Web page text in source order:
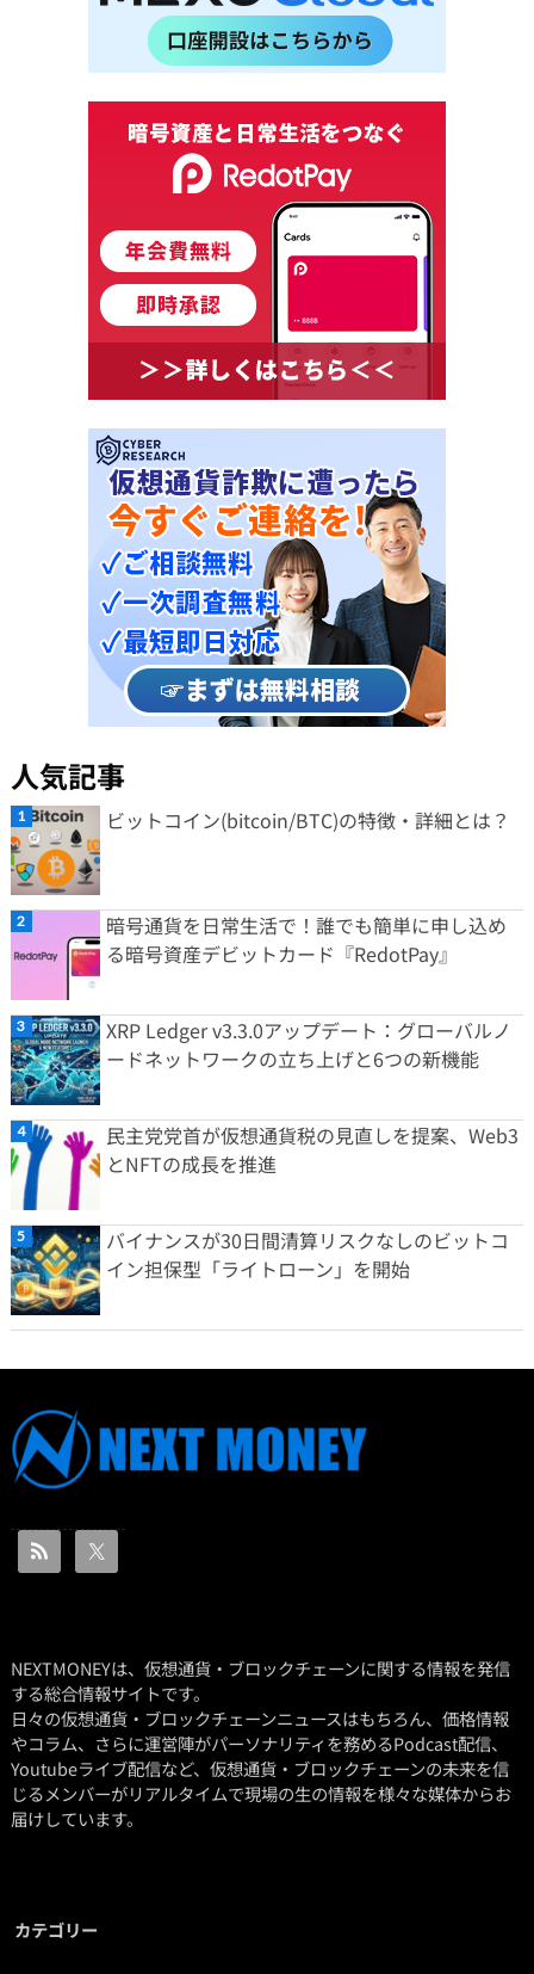
人気記事
ビットコイン(bitcoin/BTC)の特徴・詳細とは？
暗号通貨を日常生活で！誰でも簡単に申し込め
る暗号資産デビットカード『RedotPay』
XRP Ledger v3.3.0アップデート：グローバルノ
ードネットワークの立ち上げと6つの新機能
民主党党首が仮想通貨税の見直しを提案、Web3
とNFTの成長を推進
バイナンスが30日間清算リスクなしのビットコ
イン担保型「ライトローン」を開始
NEXTMONEYは、仮想通貨・ブロックチェーンに関する情報を発信
する総合情報サイトです。
日々の仮想通貨・ブロックチェーンニュースはもちろん、価格情報
やコラム、さらに運営陣がパーソナリティを務めるPodcast配信、
Youtubeライブ配信など、仮想通貨・ブロックチェーンの未来を信
じるメンバーがリアルタイムで現場の生の情報を様々な媒体からお
届けしています。
カテゴリー